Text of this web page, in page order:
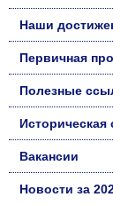
Наши
Первичная
Полезные
Историческая
Вакансии
Новости за